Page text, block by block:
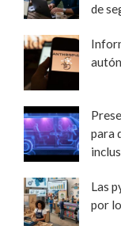
de
para
Las
por